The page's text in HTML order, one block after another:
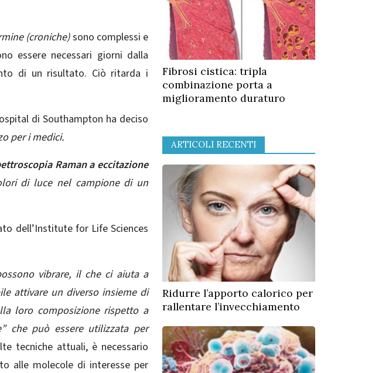
(croniche)sono complessi e
essere necessari giorni dalla
di un risultato. Ciò ritarda i
di Southampton ha deciso
per i medici.
Raman a eccitazione
di luce nel campione di un
dell’Institute for Life Sciences
vibrare, il che ci aiuta a
attivare un diverso insieme di
loro composizione rispetto a
che può essere utilizzata per
tecniche attuali, è necessario
alle molecole di interesse per
Fibrosi cistica: tripla
combinazione porta a
miglioramento duraturo
ARTICOLI RECENTI
Ridurre l’apporto calorico per
rallentare l’invecchiamento